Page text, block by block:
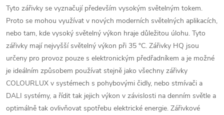
Tyto zářivky se vyznačují především vysokým světelným tokem.
Proto se mohou využívat v nových moderních světelných aplikacích,
nebo tam, kde vysoký světelný výkon hraje důležitou úlohu. Tyto
zářivky mají nejvyšší světelný výkon při 35 °C. Zářivky HQ jsou
určeny pro provoz pouze s elektronickým předřadníkem a je možné
je ideálním způsobem používat stejně jako všechny zářivky
COLOURLUX v systémech s pohybovými čidly, nebo stmívači a
DALI systémy, a řídit tak jejich výkon v závislosti na denním světle a
optimálně tak ovlivňovat spotřebu elektrické energie. Zářivkové